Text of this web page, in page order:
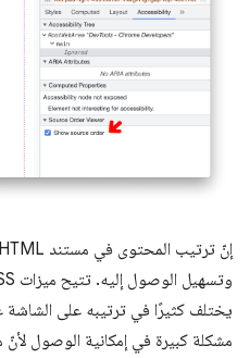
مشكلة كبيرة في إمكانية الوصول